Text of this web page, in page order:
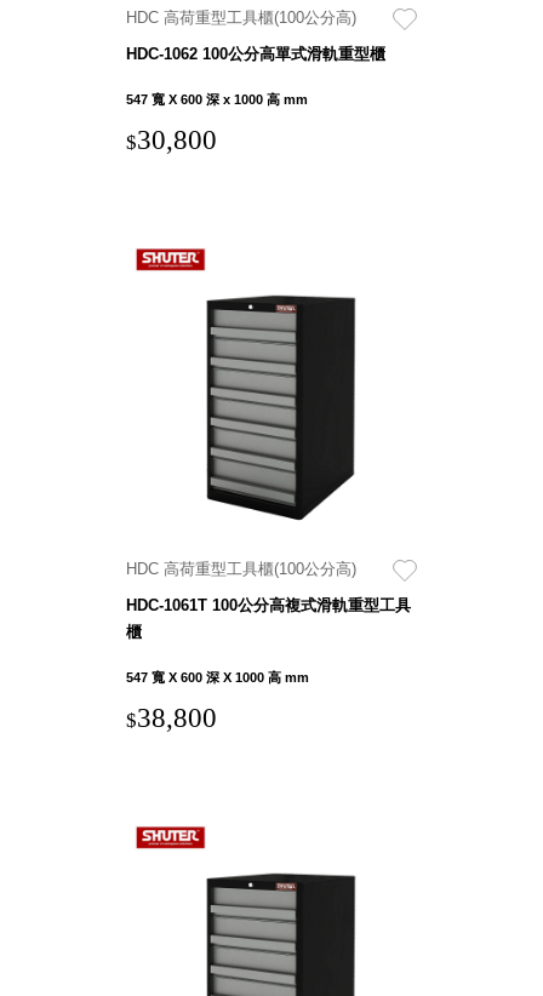
HDC 高荷重型工具櫃(100公分高)
HDC-1062 100公分高單式滑軌重型櫃
547 寬 X 600 深 x 1000 高 mm
$30,800
HDC 高荷重型工具櫃(100公分高)
HDC-1061T 100公分高複式滑軌重型工具
櫃
547 寬 X 600 深 X 1000 高 mm
$38,800